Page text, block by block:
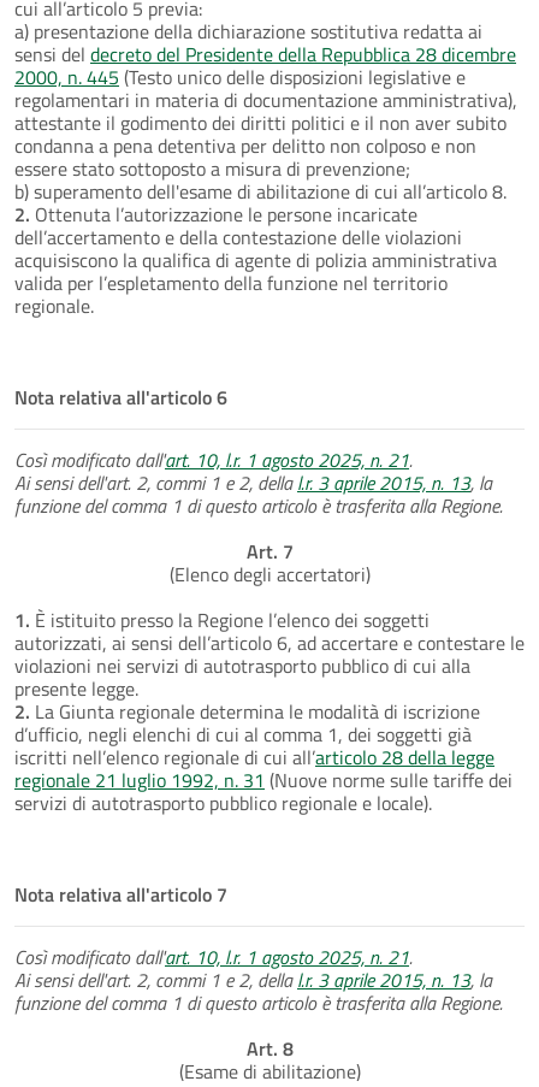
cui all’articolo 5 previa:
a) presentazione della dichiarazione sostitutiva redatta ai
sensi del decreto del Presidente della Repubblica 28 dicembre
2000, n. 445 (Testo unico delle disposizioni legislative e
regolamentari in materia di documentazione amministrativa),
attestante il godimento dei diritti politici e il non aver subito
condanna a pena detentiva per delitto non colposo e non
essere stato sottoposto a misura di prevenzione;
b) superamento dell'esame di abilitazione di cui all’articolo 8.
2. Ottenuta l’autorizzazione le persone incaricate
dell’accertamento e della contestazione delle violazioni
acquisiscono la qualifica di agente di polizia amministrativa
valida per l’espletamento della funzione nel territorio
regionale.
Nota relativa all'articolo 6
Così modificato dall'art. 10, l.r. 1 agosto 2025, n. 21.
Ai sensi dell'art. 2, commi 1 e 2, dellal.r. 3 aprile 2015, n. 13, la
funzione del comma 1 di questo articolo è trasferita alla Regione.
Art. 7
(Elenco degli accertatori)
1. È istituito presso la Regione l’elenco dei soggetti
autorizzati, ai sensi dell’articolo 6, ad accertare e contestare le
violazioni nei servizi di autotrasporto pubblico di cui alla
presente legge.
2. La Giunta regionale determina le modalità di iscrizione
d’ufficio, negli elenchi di cui al comma 1, dei soggetti già
iscritti nell’elenco regionale di cui all’articolo 28 della legge
regionale 21 luglio 1992, n. 31 (Nuove norme sulle tariffe dei
servizi di autotrasporto pubblico regionale e locale).
Nota relativa all'articolo 7
Così modificato dall'art. 10, l.r. 1 agosto 2025, n. 21.
Ai sensi dell'art. 2, commi 1 e 2, dellal.r. 3 aprile 2015, n. 13, la
funzione del comma 1 di questo articolo è trasferita alla Regione.
Art. 8
(Esame di abilitazione)